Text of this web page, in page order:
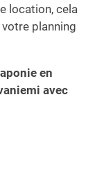
location, cela
planning
en
avec